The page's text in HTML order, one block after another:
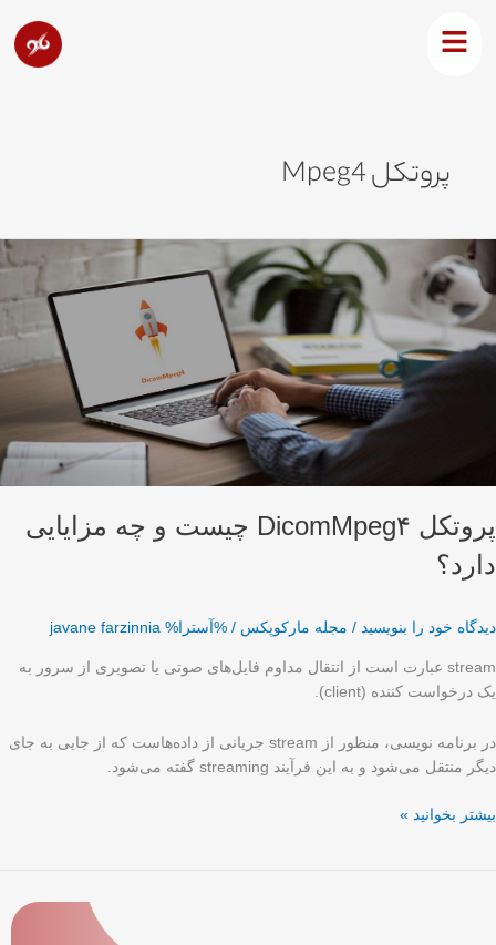
پروتکل Mpeg4
پروتکل DicomMpeg۴ چیست و چه مزایایی
دارد؟
دیدگاه‌ خود را بنویسید / مجله مارکوپکس / %آسترا% javane farzinnia
stream عبارت است از انتقال مداوم فایل‌های صوتی یا تصویری از سرور به
یک درخواست کننده (client).
در برنامه‌ نویسی، منظور از stream جریانی از داده‌هاست که از جایی به جای
دیگر منتقل می‌شود و به این فرآیند streaming گفته می‌شود.
پروتکل
DicomMpeg۴
چیست
چه
مزایایی
بیشتر بخوانید »